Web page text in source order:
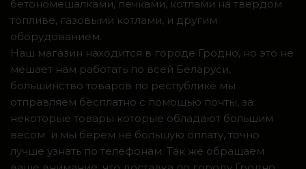
бетономешалками, печками, котлами на твердом
топливе, газовыми котлами, и другим
оборудованием.
Наш магазин находится в городе Гродно, но это не
мешает нам работать по всей Беларуси,
большинство товаров по республике мы
отправляем бесплатно с помощью почты, за
некоторые товары которые обладают большим
весом и мы берем не большую оплату, точно
лучше узнать по телефонам. Так же обращаем